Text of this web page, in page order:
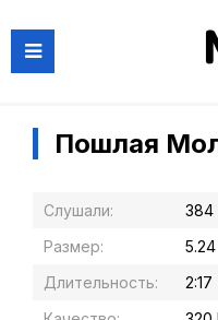
Пошлая
Слушали:
384
Размер:
Длительность:
2:17